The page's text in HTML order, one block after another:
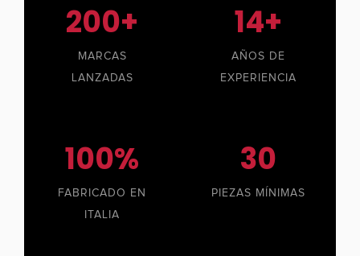
200+
MARCAS
LANZADAS
14+
AÑOS DE
EXPERIENCIA
100%
FABRICADO EN
ITALIA
30
PIEZAS MÍNIMAS